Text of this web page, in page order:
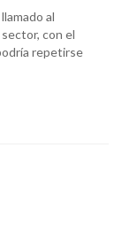
al
con el
repetirse